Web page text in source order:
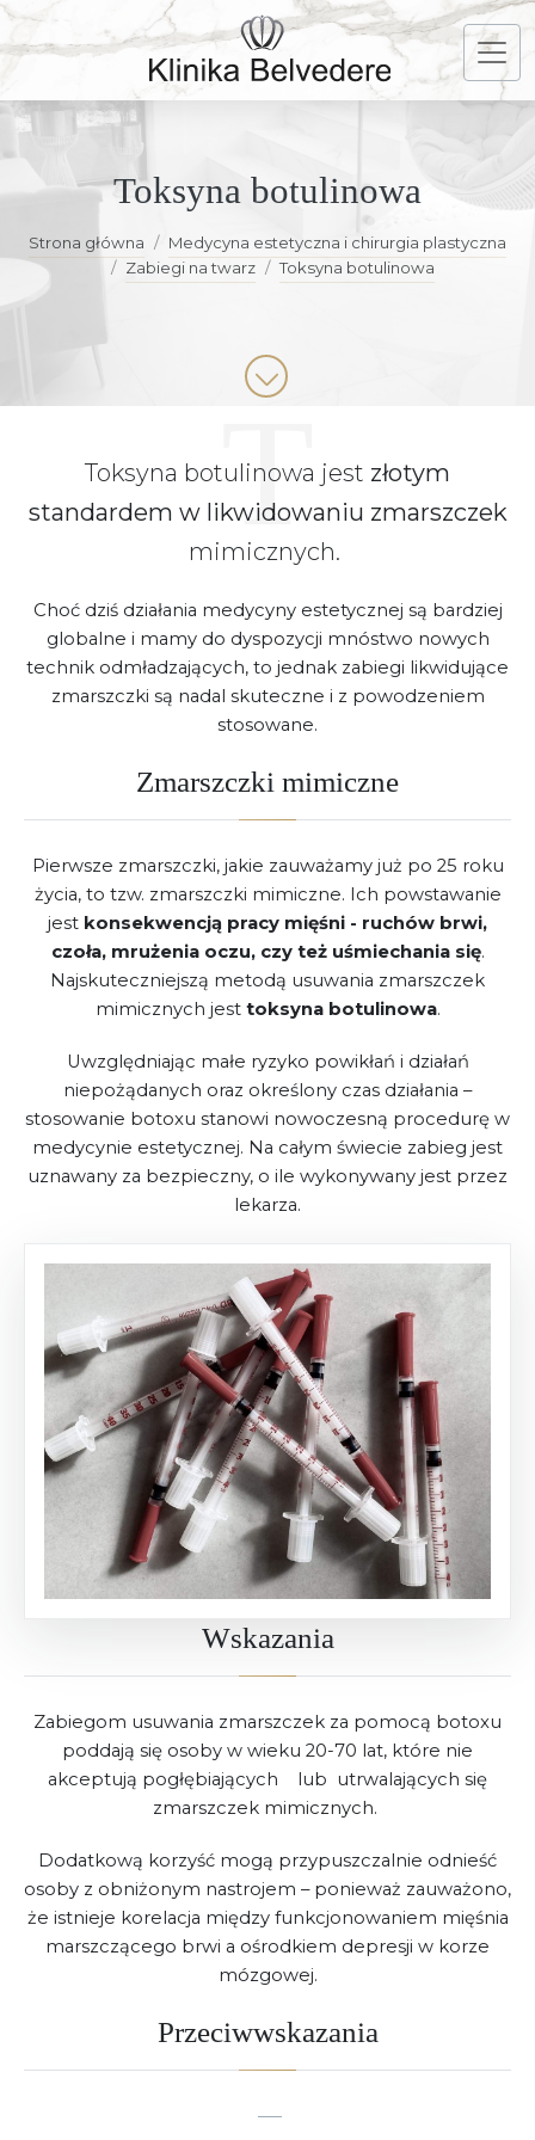
Toksyna botulinowa
Strona główna
Medycyna estetyczna i chirurgia plastyczna
Zabiegi na twarz
Toksyna botulinowa
Toksyna botulinowa jest złotym
standardem w likwidowaniu zmarszczek
mimicznych.
Choć dziś działania medycyny estetycznej są bardziej
globalne i mamy do dyspozycji mnóstwo nowych
technik odmładzających, to jednak zabiegi likwidujące
zmarszczki są nadal skuteczne i z powodzeniem
stosowane.
Zmarszczki mimiczne
Pierwsze zmarszczki, jakie zauważamy już po 25 roku
życia, to tzw. zmarszczki mimiczne. Ich powstawanie
jest konsekwencją pracy mięśni - ruchów brwi,
czoła, mrużenia oczu, czy też uśmiechania się.
Najskuteczniejszą metodą usuwania zmarszczek
mimicznych jest toksyna botulinowa.
Uwzględniając małe ryzyko powikłań i działań
niepożądanych oraz określony czas działania –
stosowanie botoxu stanowi nowoczesną procedurę w
medycynie estetycznej. Na całym świecie zabieg jest
uznawany za bezpieczny, o ile wykonywany jest przez
lekarza.
Wskazania
Zabiegom usuwania zmarszczek za pomocą botoxu
poddają się osoby w wieku 20-70 lat, które nie
akceptują pogłębiających lub utrwalających się
zmarszczek mimicznych.
Dodatkową korzyść mogą przypuszczalnie odnieść
osoby z obniżonym nastrojem – ponieważ zauważono,
że istnieje korelacja między funkcjonowaniem mięśnia
marszczącego brwi a ośrodkiem depresji w korze
mózgowej.
Przeciwwskazania